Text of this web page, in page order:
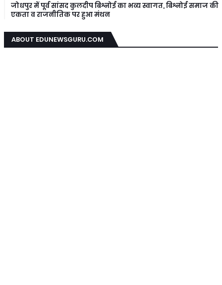
जोधपुर में पूर्व सांसद कुलदीप बिश्नोई का भव्य स्वागत, बिश्नोई समाज की
एकता व राजनीतिक पर हुआ मंथन
ABOUT EDUNEWSGURU.COM